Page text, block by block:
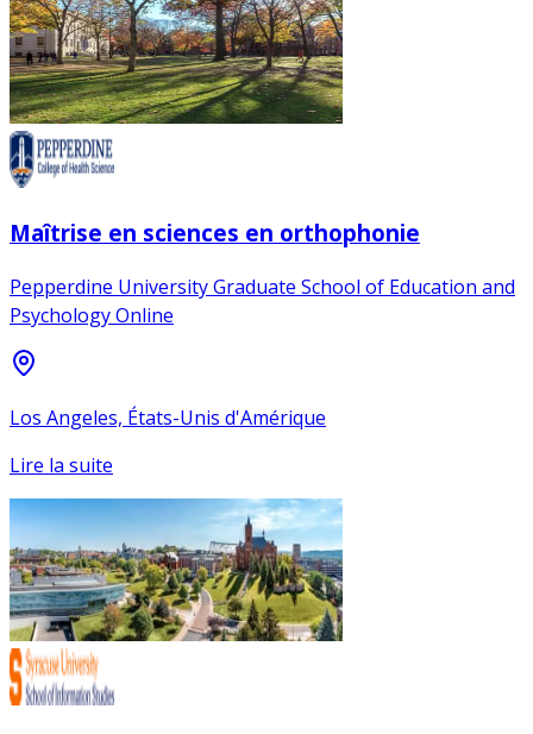
Maîtrise en sciences en orthophonie
Pepperdine University Graduate School of Education and
Psychology Online
Los Angeles, États-Unis d'Amérique
Lire la suite